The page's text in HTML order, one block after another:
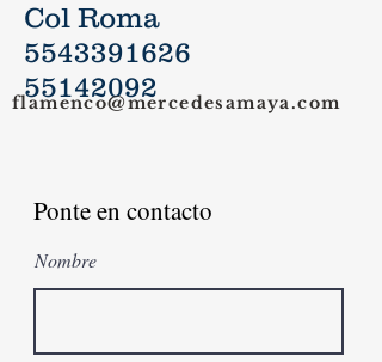
Col Roma
5543391626
55142092
flamenco@mercedesamaya.com
Ponte en contacto
Nombre